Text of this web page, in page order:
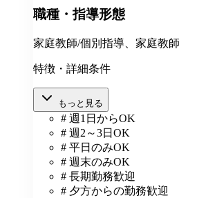
職種・指導形態
家庭教師/個別指導、家庭教師
特徴・詳細条件
もっと見る
# 週1日からOK
# 週2～3日OK
# 平日のみOK
# 週末のみOK
# 長期勤務歓迎
# 夕方からの勤務歓迎